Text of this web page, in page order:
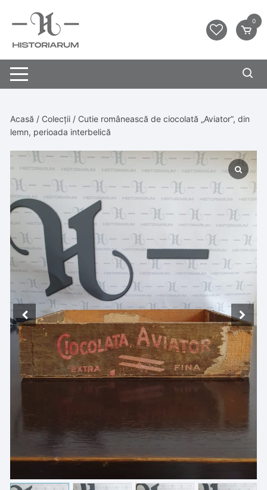
0
Acasă / Colecții / Cutie românească de ciocolată „Aviator”, din
lemn, perioada interbelică